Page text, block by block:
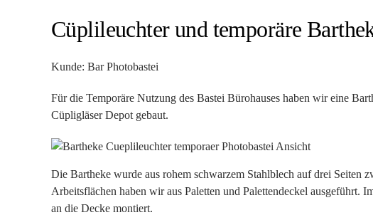
Cüplileuchter und temporäre
Kunde: Bar Photobastei
Für die Temporäre Nutzung des Bastei Bürohauses haben wir eine
Cüpligläser Depot gebaut.
Die Bartheke wurde aus rohem schwarzem Stahlblech auf drei Seiten
Arbeitsflächen haben wir aus Paletten und Palettendeckel ausgeführt.
an die Decke montiert.